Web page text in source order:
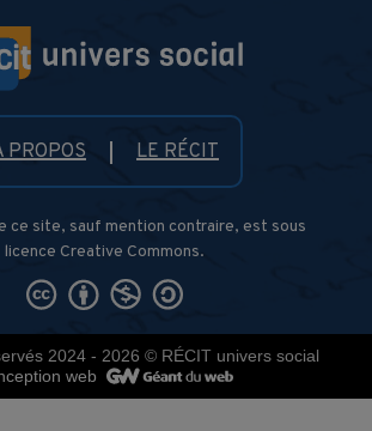
PROPOS LE RÉCIT
ce site, sauf mention contraire, est sous
licence Creative Commons.
2024 - 2026 © RÉCIT univers social
web